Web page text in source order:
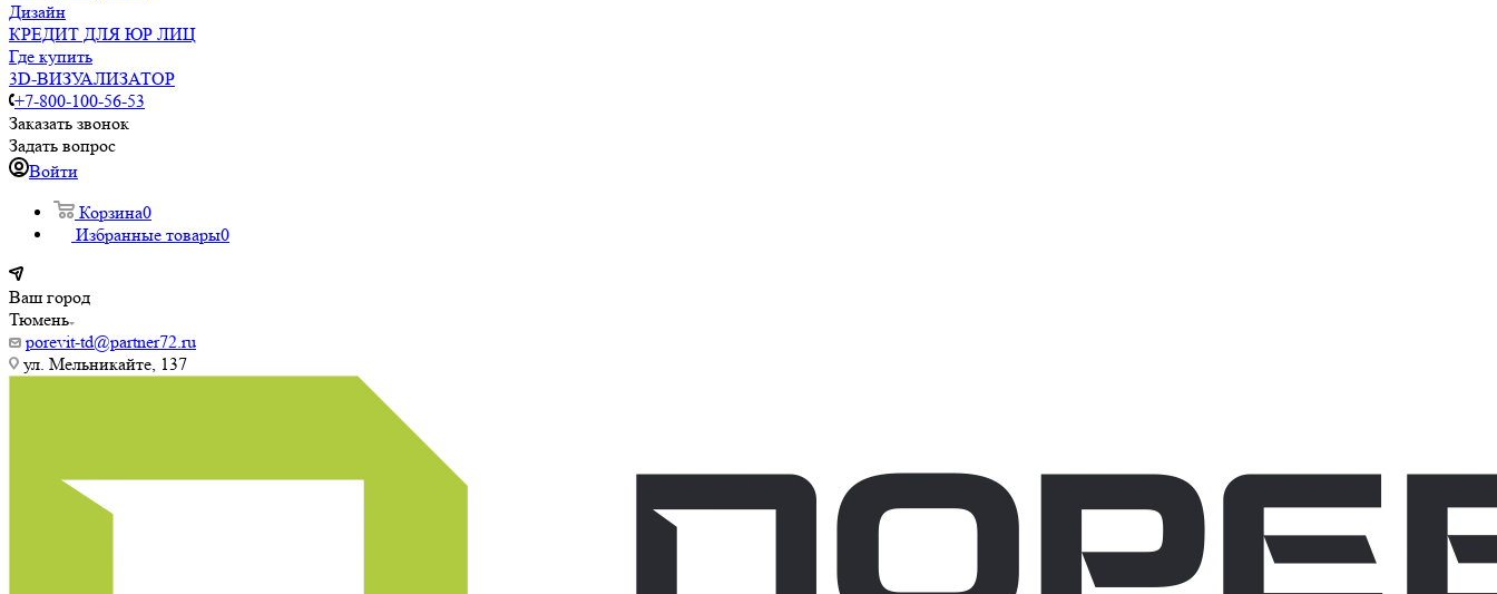
Дизайн
КРЕДИТ ДЛЯ ЮР ЛИЦ
Где купить
3D-ВИЗУАЛИЗАТОР
+7-800-100-56-53
Заказать звонок
Задать вопрос
Войти
Корзина0
Избранные товары0
Ваш город
Тюмень
porevit-td@partner72.ru
ул. Мельникайте, 137